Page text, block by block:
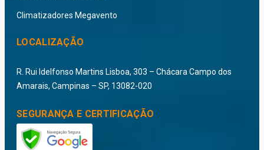
Climatizadores Megavento
LOCALIZAÇÃO
R. Rui Idelfonso Martins Lisboa, 303 – Chácara Campo dos
Amarais, Campinas – SP, 13082-020
SEGURANÇA E CERTIFICAÇÃO